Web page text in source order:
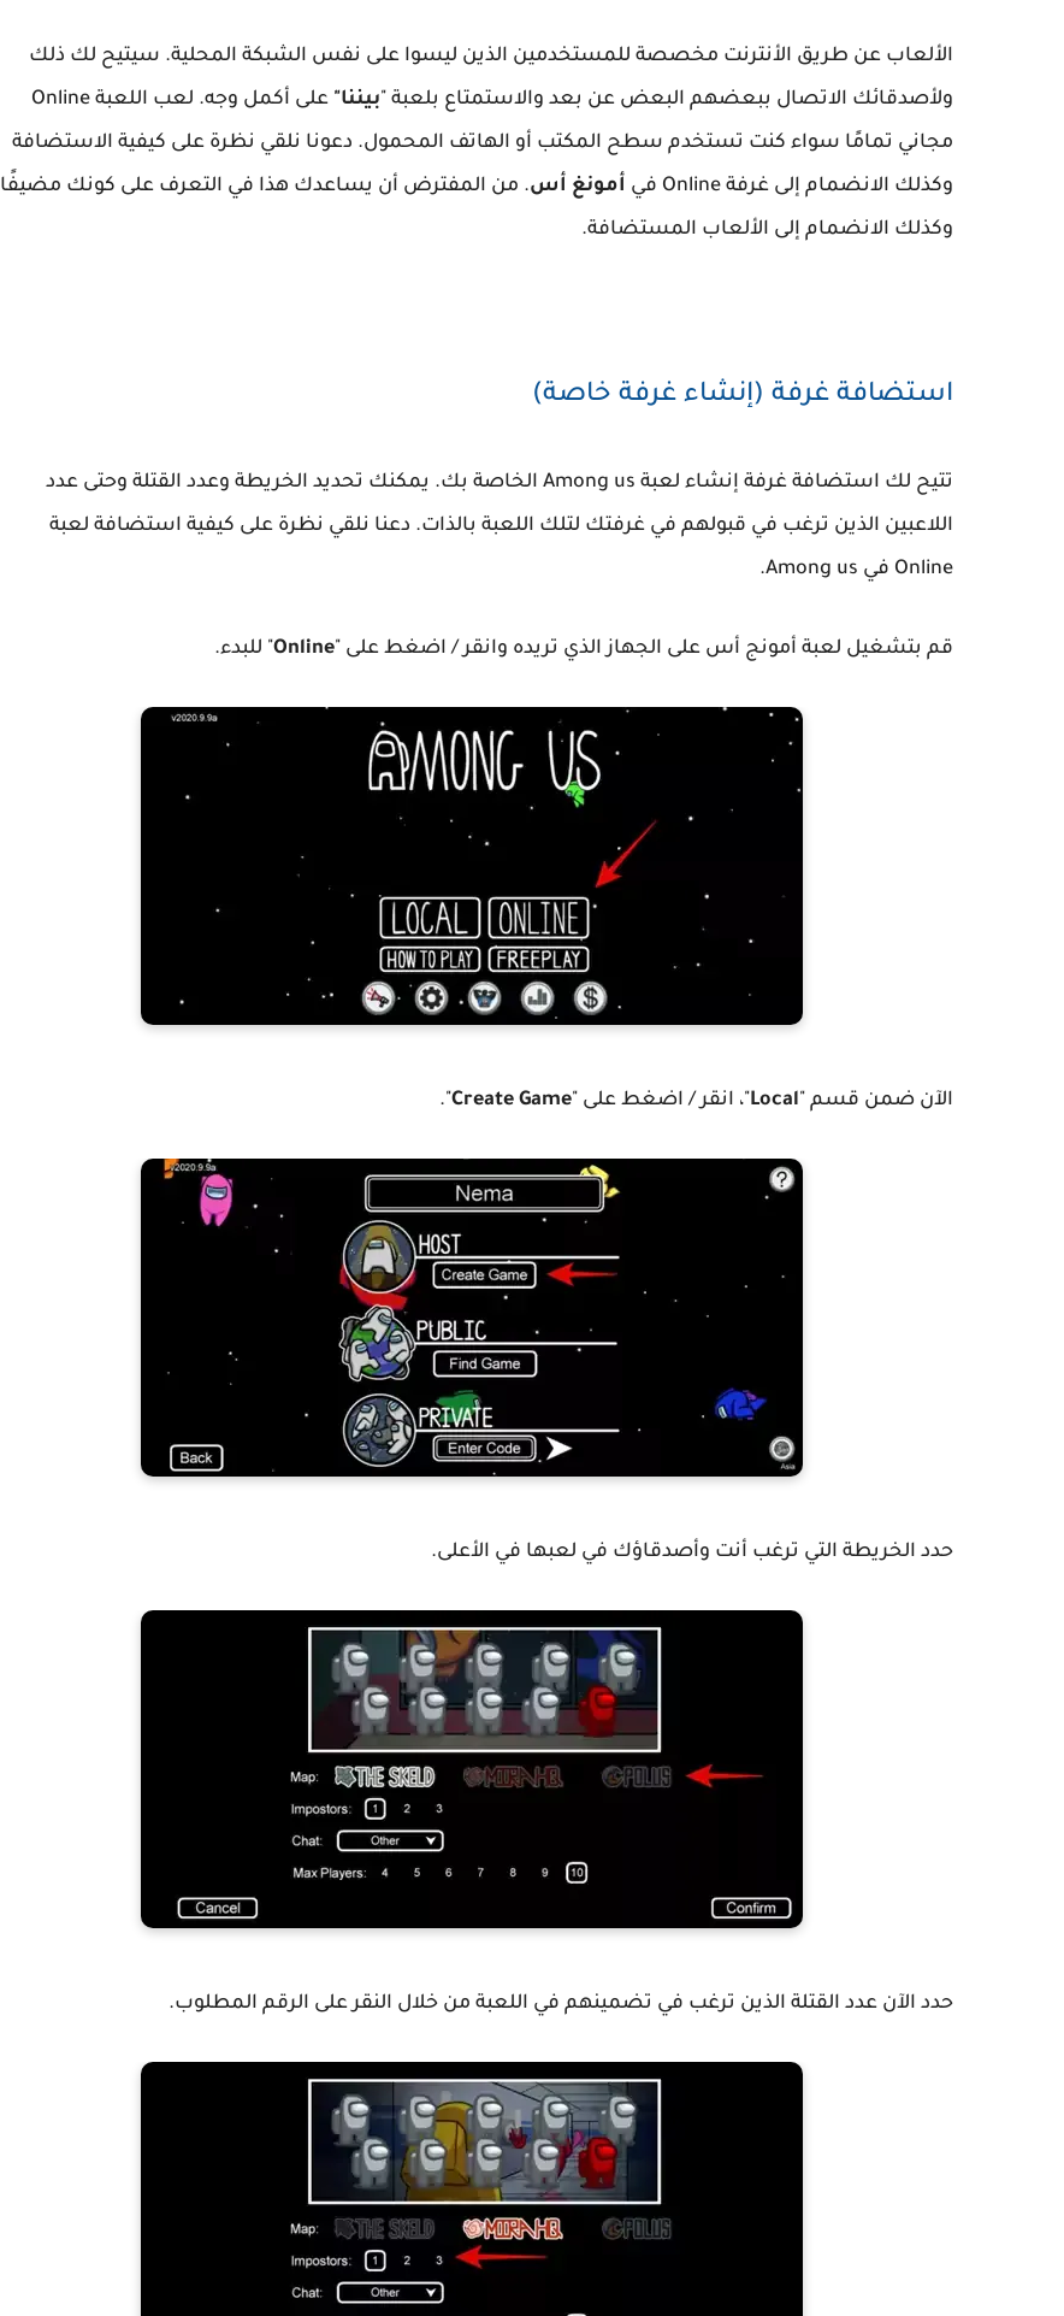
الألعاب عن طريق الأنترنت مخصصة للمستخدمين الذين ليسوا على نفس الشبكة المحلية. سيتيح لك ذلك
ولأصدقائك الاتصال ببعضهم البعض عن بعد والاستمتاع بلعبة "بيننا"
على أكمل وجه. لعب اللعبة Online
مجاني تمامًا سواء كنت تستخدم سطح المكتب أو الهاتف المحمول. دعونا نلقي نظرة على كيفية الاستضافة
وكذلك الانضمام إلى غرفة Online في
أمونغ أس. من المفترض أن يساعدك هذا في التعرف على كونك مضيفًا
وكذلك الانضمام إلى الألعاب المستضافة.
استضافة غرفة (إنشاء غرفة خاصة)
تتيح لك استضافة غرفة إنشاء لعبة Among us الخاصة بك. يمكنك تحديد الخريطة وعدد القتلة وحتى عدد
اللاعبين الذين ترغب في قبولهم في غرفتك لتلك اللعبة بالذات. دعنا نلقي نظرة على كيفية استضافة لعبة
Online في Among us.
قم بتشغيل لعبة أمونج أس على الجهاز الذي تريده وانقر / اضغط على "Online" للبدء.
الآن ضمن قسم "Local"، انقر / اضغط على "Create Game
".
حدد الخريطة التي ترغب أنت وأصدقاؤك في لعبها في الأعلى.
حدد الآن عدد القتلة الذين ترغب في تضمينهم في اللعبة من خلال النقر على الرقم المطلوب.